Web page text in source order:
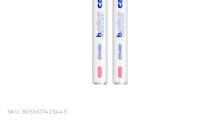
SKU: 8053617423443